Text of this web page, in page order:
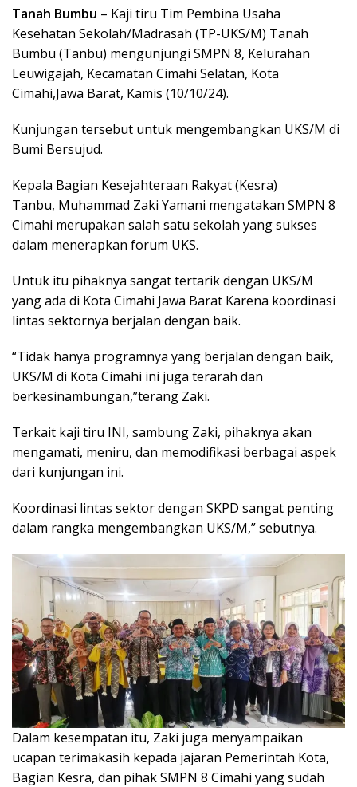
Tanah Bumbu – Kaji tiru Tim Pembina Usaha
Kesehatan Sekolah/Madrasah (TP-UKS/M) Tanah
Bumbu (Tanbu) mengunjungi SMPN 8, Kelurahan
Leuwigajah, Kecamatan Cimahi Selatan, Kota
Cimahi,Jawa Barat, Kamis (10/10/24).
Kunjungan tersebut untuk mengembangkan UKS/M di
Bumi Bersujud.
Kepala Bagian Kesejahteraan Rakyat (Kesra)
Tanbu, Muhammad Zaki Yamani mengatakan SMPN 8
Cimahi merupakan salah satu sekolah yang sukses
dalam menerapkan forum UKS.
Untuk itu pihaknya sangat tertarik dengan UKS/M
yang ada di Kota Cimahi Jawa Barat Karena koordinasi
lintas sektornya berjalan dengan baik.
“Tidak hanya programnya yang berjalan dengan baik,
UKS/M di Kota Cimahi ini juga terarah dan
berkesinambungan,”terang Zaki.
Terkait kaji tiru INI, sambung Zaki, pihaknya akan
mengamati, meniru, dan memodifikasi berbagai aspek
dari kunjungan ini.
Koordinasi lintas sektor dengan SKPD sangat penting
dalam rangka mengembangkan UKS/M,” sebutnya.
Dalam kesempatan itu, Zaki juga menyampaikan
ucapan terimakasih kepada jajaran Pemerintah Kota,
Bagian Kesra, dan pihak SMPN 8 Cimahi yang sudah